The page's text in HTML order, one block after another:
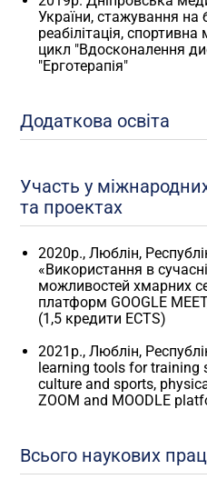
України, стажування на
реабілітація,
цикл "Вдосконалення
"Ерготерапія"
Додаткова освіта
Участь у
та проектах
2020р., Люблін,
«Використання в
можливостей хмарних
платформ GOOGLE
(1,5 кредити ECTS)
2021р., Люблін,
learning tools for training
culture and sports,
ZOOM and MOODLE
Всього наукових